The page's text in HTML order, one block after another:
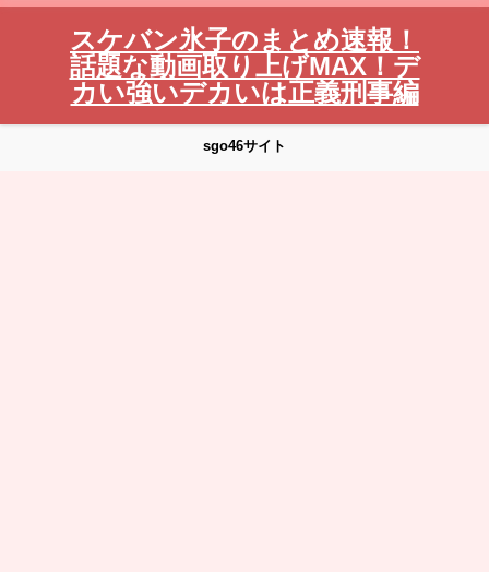
スケバン氷子のまとめ速報！
話題な動画取り上げMAX！デ
カい強いデカいは正義刑事編
sgo46サイト